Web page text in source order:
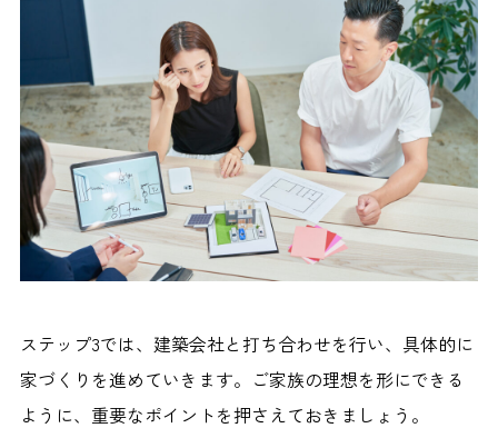
ステップ3では、建築会社と打ち合わせを行い、具体的に
家づくりを進めていきます。ご家族の理想を形にできる
ように、重要なポイントを押さえておきましょう。